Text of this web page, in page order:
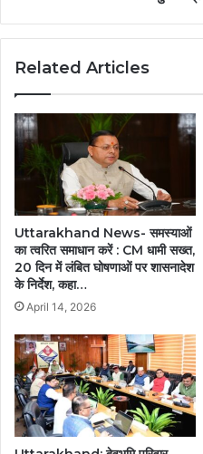
Related Articles
Uttarakhand News- समस्याओं
का त्वरित समाधान करें : CM धामी सख्त,
20 दिन में लंबित घोषणाओं पर शासनादेश
के निर्देश, कहा…
April 14, 2026